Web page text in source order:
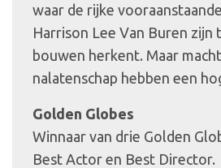
waar de rijke
Harrison Lee Van Buren
bouwen herkent. Maar
nalatenschap hebben een
Golden Globes
Winnaar van drie Golden
Best Actor en Best Director.